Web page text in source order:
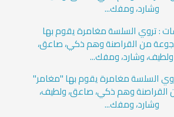
وشارد، ومفك...
: تروي السلسة مغامرة يقوم بها
من القراصنة وهم ذكي، صاعق،
ولطيف، وشارد، ومفك...
تروي السلسة مغامرة يقوم بها "مغامر"
وهم ذكي، صاعق، ولطيف،
وشارد، ومفك...